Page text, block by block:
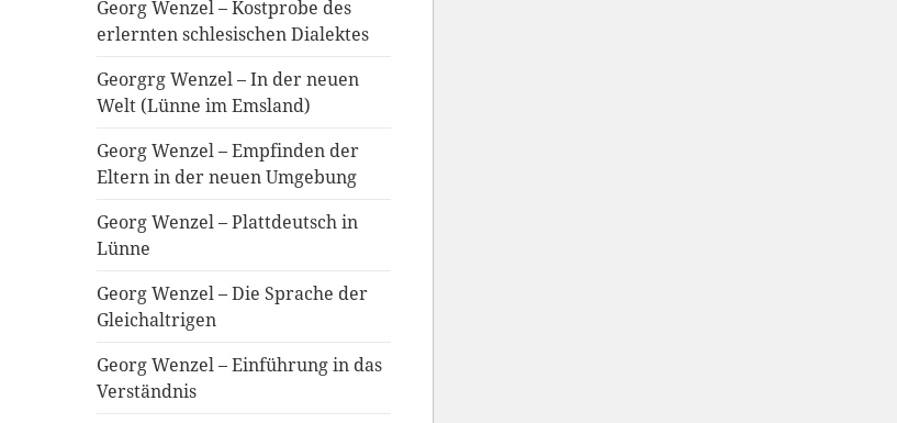
Georg Wenzel – Kostprobe des
erlernten schlesischen Dialektes
Georgrg Wenzel – In der neuen
Welt (Lünne im Emsland)
Georg Wenzel – Empfinden der
Eltern in der neuen Umgebung
Georg Wenzel – Plattdeutsch in
Lünne
Georg Wenzel – Die Sprache der
Gleichaltrigen
Georg Wenzel – Einführung in das
Verständnis